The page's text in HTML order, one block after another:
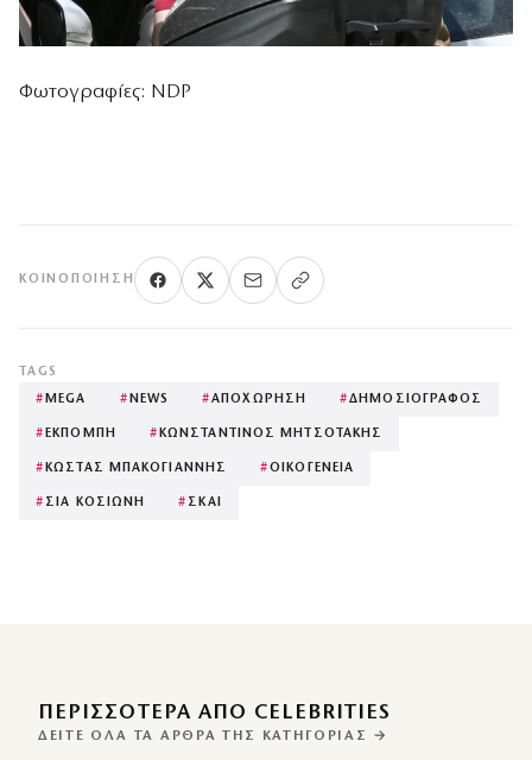
Φωτογραφίες: NDP
ΚΟΙΝΟΠΟΊΗΣΗ
TAGS
# MEGA # NEWS #ΑΠΟΧΩΡΗΣΗ #ΔΗΜΟΣΙΟΓΡΑΦΟΣ
# ΕΚΠΟΜΠΗ # ΚΩΝΣΤΑΝΤΙΝΟΣ ΜΗΤΣΟΤΑΚΗΣ
# ΚΩΣΤΑΣ ΜΠΑΚΟΓΙΑΝΝΗΣ #ΟΙΚΟΓΕΝΕΙΑ
# ΣΙΑ ΚΟΣΙΩΝΗ # ΣΚΑΙ
ΠΕΡΙΣΣΌΤΕΡΑ ΑΠΌ CELEBRITIES
ΔΕΊΤΕ ΌΛΑ ΤΑ ΆΡΘΡΑ ΤΗΣ ΚΑΤΗΓΟΡΊΑΣ →